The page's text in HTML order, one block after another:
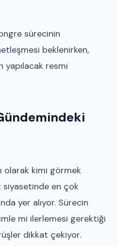
sürecinin
beklenirken,
yapılacak resmi
olarak kimi görmek
siyasetinde en çok
yer alıyor. Sürecin
mi ilerlemesi gerektiği
dikkat çekiyor.